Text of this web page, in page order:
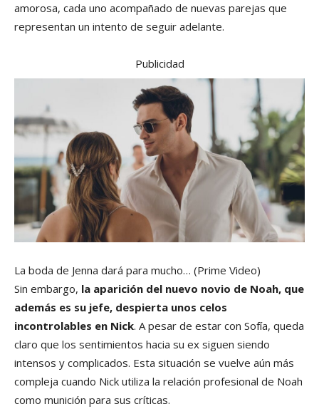
amorosa, cada uno acompañado de nuevas parejas que
representan un intento de seguir adelante.
Publicidad
La boda de Jenna dará para mucho… (Prime Video)
Sin embargo, la aparición del nuevo novio de Noah, que
además es su jefe, despierta unos celos
incontrolables en Nick. A pesar de estar con Sofía, queda
claro que los sentimientos hacia su ex siguen siendo
intensos y complicados. Esta situación se vuelve aún más
compleja cuando Nick utiliza la relación profesional de Noah
como munición para sus críticas.